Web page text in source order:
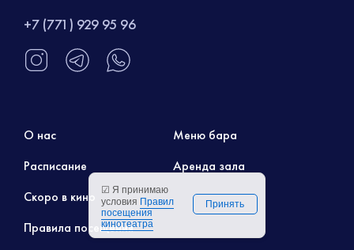
+7 (771) 929 95 96
О нас
Расписание
Скоро в кино
Правила посещения
Меню бара
Аренда зала
☑ Я принимаю
условия Правил
посещения
кинотеатра
Принять